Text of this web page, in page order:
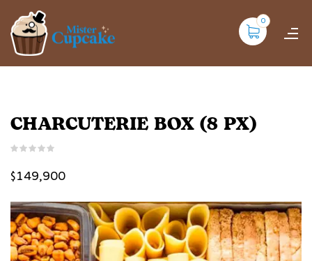
0
CHARCUTERIE BOX (8 PX)
$149,900